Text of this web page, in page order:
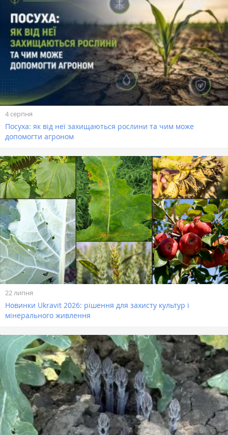
4 серпня
Посуха: як від неї захищаються рослини та чим може
допомогти агроном
22 липня
Новинки Ukravit 2026: рішення для захисту культур і
мінерального живлення